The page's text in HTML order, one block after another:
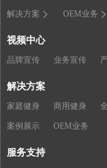
解决方案 OEM业务
视频中心
品牌宣传 业务宣传
解决方案
家庭健身 商用健身
案例展示 OEM业务
服务支持